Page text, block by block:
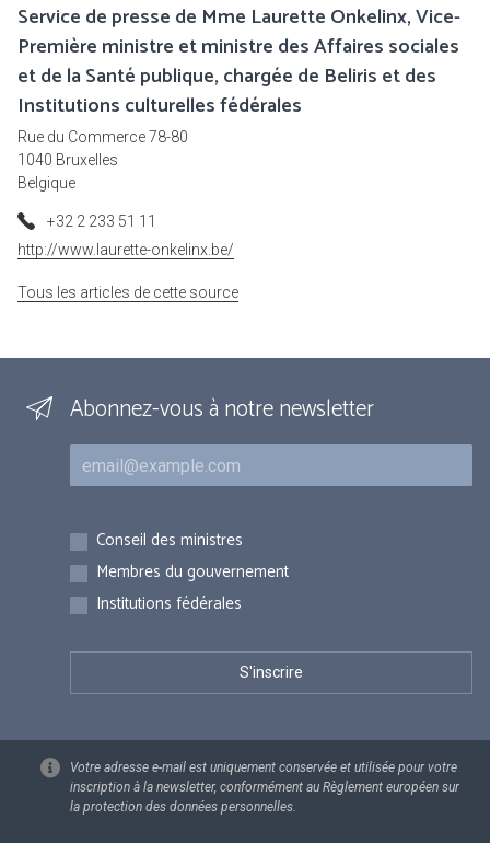
Service de presse de Mme Laurette Onkelinx, Vice-
Première ministre et ministre des Affaires sociales
et de la Santé publique, chargée de Beliris et des
Institutions culturelles fédérales
Rue du Commerce 78-80
1040 Bruxelles
Belgique
+32 2 233 51 11
http://www.laurette-onkelinx.be/
Tous les articles de cette source
Abonnez-vous à notre newsletter
Courriel
Inscriptions
Conseil des ministres
Membres du gouvernement
Institutions fédérales
Votre adresse e-mail est uniquement conservée et utilisée pour votre
inscription à la newsletter, conformément au Règlement européen sur
la protection des données personnelles.